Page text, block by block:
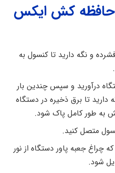
حافظه کش ایکس
و نگه دارید تا کنسول به
درآورید و سپس چندین بار
دارید تا برق ذخیره در دستگاه
به طور کامل پاک شود.
متصل کنید.
چراغ جعبه پاور دستگاه از نور
شود.